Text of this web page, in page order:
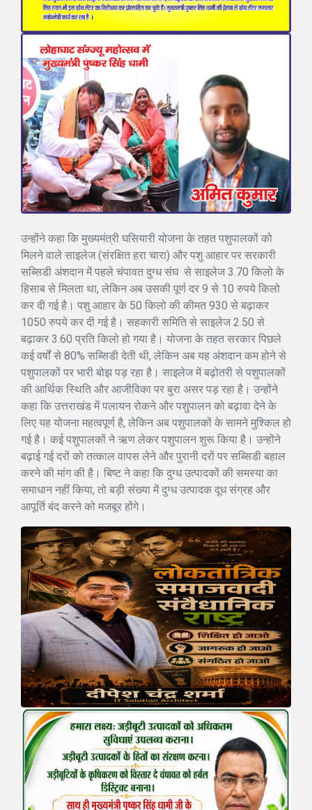
उन्होंने कहा कि मुख्यमंत्री घसियारी योजना के तहत पशुपालकों को
मिलने वाले साइलेज (संरक्षित हरा चारा) और पशु आहार पर सरकारी
सब्सिडी अंशदान में पहले चंपावत दुग्ध संघ से साइलेज 3.70 किलो के
हिसाब से मिलता था, लेकिन अब उसकी पूर्ण दर 9 से 10 रुपये किलो
कर दी गई है। पशु आहार के 50 किलो की कीमत 930 से बढ़ाकर
1050 रुपये कर दी गई है। सहकारी समिति से साइलेज 2.50 से
बढ़ाकर 3.60 प्रति किलो हो गया है। योजना के तहत सरकार पिछले
कई वर्षों से 80% सब्सिडी देती थी, लेकिन अब यह अंशदान कम होने से
पशुपालकों पर भारी बोझ पड़ रहा है। साइलेज में बढ़ोतरी से पशुपालकों
की आर्थिक स्थिति और आजीविका पर बुरा असर पड़ रहा है। उन्होंने
कहा कि उत्तराखंड में पलायन रोकने और पशुपालन को बढ़ावा देने के
लिए यह योजना महत्वपूर्ण है, लेकिन अब पशुपालकों के सामने मुश्किल हो
गई है। कई पशुपालकों ने ऋण लेकर पशुपालन शुरू किया है। उन्होंने
बढ़ाई गई दरों को तत्काल वापस लेने और पुरानी दरों पर सब्सिडी बहाल
करने की मांग की है। बिष्ट ने कहा कि दुग्ध उत्पादकों की समस्या का
समाधान नहीं किया, तो बड़ी संख्या में दुग्ध उत्पादक दूध संग्रह और
आपूर्ति बंद करने को मजबूर होंगे।